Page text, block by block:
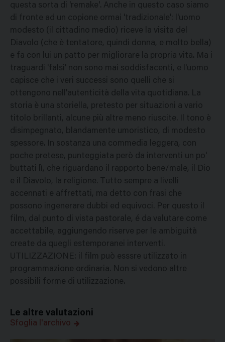
questa sorta di 'remake'. Anche in questo caso siamo
di fronte ad un copione ormai 'tradizionale': l'uomo
modesto (il cittadino medio) riceve la visita del
Diavolo (che è tentatore, quindi donna, e molto bella)
e fa con lui un patto per migliorare la propria vita. Ma i
traguardi 'falsi' non sono mai soddisfacenti, e l'uomo
capisce che i veri successi sono quelli che si
ottengono nell'autenticità della vita quotidiana. La
storia è una storiella, pretesto per situazioni a vario
titolo brillanti, alcune più altre meno riuscite. Il tono è
disimpegnato, blandamente umoristico, di modesto
spessore. In sostanza una commedia leggera, con
poche pretese, punteggiata però da interventi un po'
buttati lì, che riguardano il rapporto bene/male, il Dio
e il Diavolo, la religione. Tutto sempre a livelli
accennati e affrettati, ma detto con frasi che
possono ingenerare dubbi ed equivoci. Per questo il
film, dal punto di vista pastorale, é da valutare come
accettabile, aggiungendo riserve per le ambiguità
create da quegli estemporanei interventi.
UTILIZZAZIONE: il film può esssre utilizzato in
programmazione ordinaria. Non si vedono altre
possibili forme di utilizzazione.
Le altre valutazioni
Sfoglia l'archivo